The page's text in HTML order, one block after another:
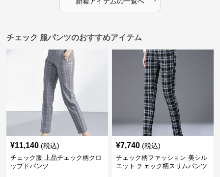
チェック 服パンツのおすすめアイテム
¥11,140 (税込)
チェック服 上品チェック柄クロ
ップドパンツ
¥7,740 (税込)
チェック柄ファッション 美シル
エット チェック柄スリムパンツ